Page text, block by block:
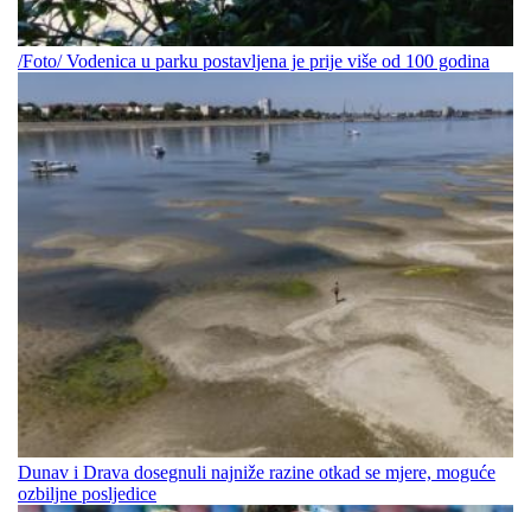
/Foto/ Vodenica u parku postavljena je prije više od 100 godina
Dunav i Drava dosegnuli najniže razine otkad se mjere, moguće
ozbiljne posljedice